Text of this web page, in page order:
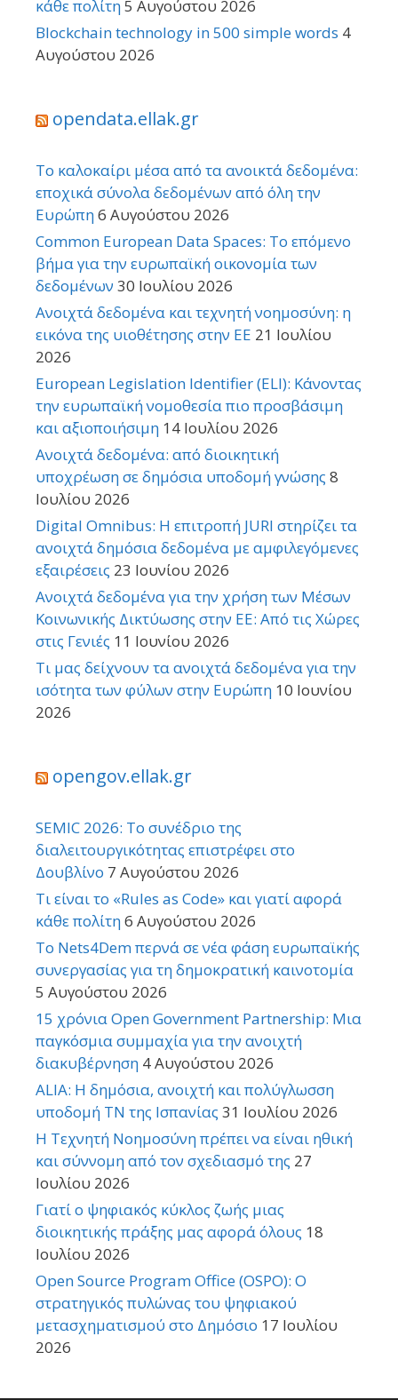
κάθε πολίτη5 Αυγούστου 2026
Blockchain technology in 500 simple words 4
Αυγούστου 2026
opendata.ellak.gr
Το καλοκαίρι μέσα από τα ανοικτά δεδομένα:
εποχικά σύνολα δεδομένων από όλη την
Ευρώπη6 Αυγούστου 2026
Common European Data Spaces: Το επόμενο
βήμα για την ευρωπαϊκή οικονομία των
δεδομένων 30 Ιουλίου 2026
Ανοιχτά δεδομένα και τεχνητή νοημοσύνη: η
εικόνα της υιοθέτησης στην ΕΕ 21 Ιουλίου
2026
European Legislation Identifier (ELI): Κάνοντας
την ευρωπαϊκή νομοθεσία πιο προσβάσιμη
και αξιοποιήσιμη 14 Ιουλίου 2026
Ανοιχτά δεδομένα: από διοικητική
υποχρέωση σε δημόσια υποδομή γνώσης 8
Ιουλίου 2026
Digital Omnibus: Η επιτροπή JURI στηρίζει τα
ανοιχτά δημόσια δεδομένα με αμφιλεγόμενες
εξαιρέσεις 23 Ιουνίου 2026
Ανοιχτά δεδομένα για την χρήση των Μέσων
Κοινωνικής Δικτύωσης στην ΕΕ: Από τις Χώρες
στις Γενιές 11 Ιουνίου 2026
Τι μας δείχνουν τα ανοιχτά δεδομένα για την
ισότητα των φύλων στην Ευρώπη 10 Ιουνίου
2026
opengov.ellak.gr
SEMIC 2026: Το συνέδριο της
διαλειτουργικότητας επιστρέφει στο
Δουβλίνο 7 Αυγούστου 2026
Τι είναι το «Rules as Code» και γιατί αφορά
κάθε πολίτη6 Αυγούστου 2026
Το Nets4Dem περνά σε νέα φάση ευρωπαϊκής
συνεργασίας για τη δημοκρατική καινοτομία
5 Αυγούστου 2026
15 χρόνια Open Government Partnership: Μια
παγκόσμια συμμαχία για την ανοιχτή
διακυβέρνηση 4 Αυγούστου 2026
ALIA: Η δημόσια, ανοιχτή και πολύγλωσση
υποδομή ΤΝ της Ισπανίας 31 Ιουλίου 2026
Η Τεχνητή Νοημοσύνη πρέπει να είναι ηθική
και σύννομη από τον σχεδιασμό της 27
Ιουλίου 2026
Γιατί ο ψηφιακός κύκλος ζωής μιας
διοικητικής πράξης μας αφορά όλους 18
Ιουλίου 2026
Open Source Program Office (OSPO): Ο
στρατηγικός πυλώνας του ψηφιακού
μετασχηματισμού στο Δημόσιο 17 Ιουλίου
2026